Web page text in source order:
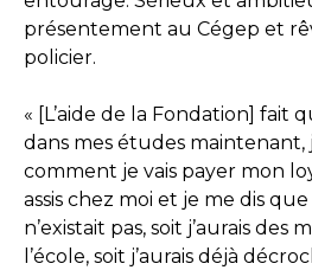
présentement au Cégep et
policier.
« [L’aide de la Fondation] fait
dans mes études maintenant,
comment je vais payer mon
assis chez moi et je me dis
n’existait pas, soit j’aurais des
l’école, soit j’aurais déjà